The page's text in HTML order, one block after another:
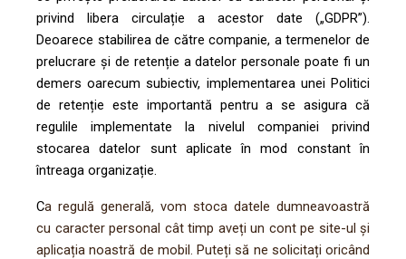
privind libera circulație a acestor date („GDPR”).
Deoarece stabilirea de către companie, a termenelor de
prelucrare și de retenție a datelor personale poate fi un
demers oarecum subiectiv, implementarea unei Politici
de retenție este importantă pentru a se asigura că
regulile implementate la nivelul companiei privind
stocarea datelor sunt aplicate în mod constant în
întreaga organizație.
Ca regulă generală, vom stoca datele dumneavoastră
cu caracter personal cât timp aveți un cont pe site-ul și
aplicația noastră de mobil. Puteți să ne solicitați oricând